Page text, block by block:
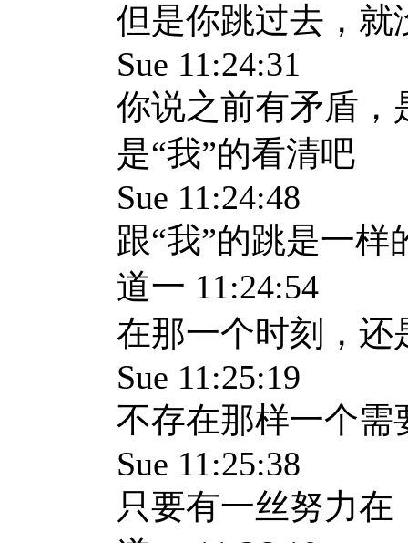
但是你跳过去，就
Sue 11:24:31
你说之前有矛盾，
是“我”的看清吧
Sue 11:24:48
跟“我”的跳是一样
道一 11:24:54
在那一个时刻，还
Sue 11:25:19
不存在那样一个需
Sue 11:25:38
只要有一丝努力在